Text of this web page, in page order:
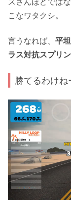
スさんほどでは
こなワタクシ。
言うなれば、 平
ラス対抗スプリ
勝てるわけね